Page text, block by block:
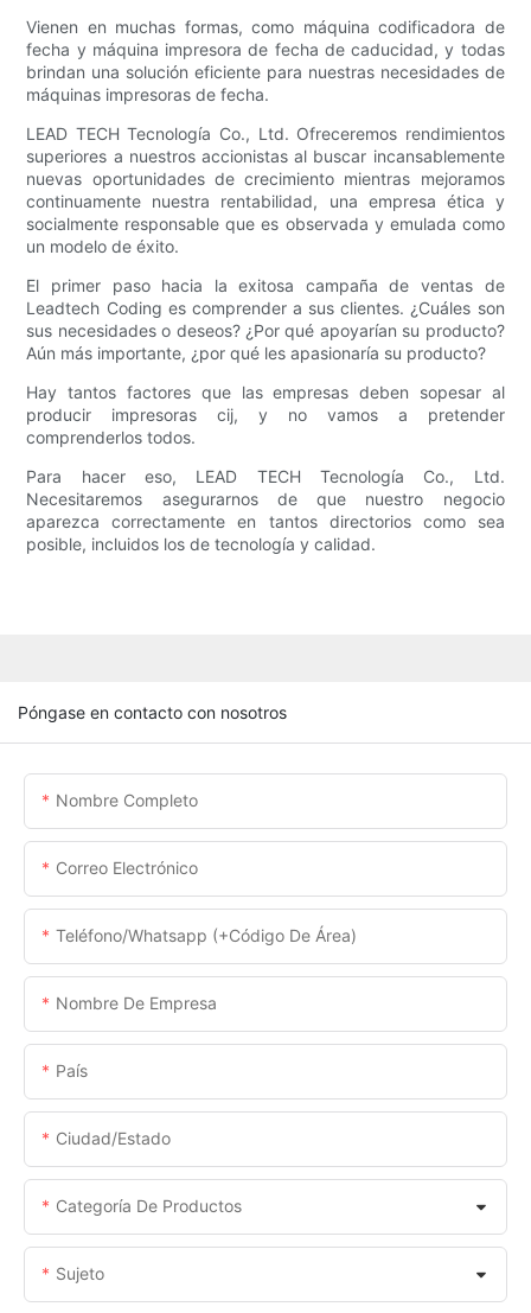
Vienen en muchas formas, como máquina codificadora de
fecha y máquina impresora de fecha de caducidad, y todas
brindan una solución eficiente para nuestras necesidades de
máquinas impresoras de fecha.
LEAD TECH Tecnología Co., Ltd. Ofreceremos rendimientos
superiores a nuestros accionistas al buscar incansablemente
nuevas oportunidades de crecimiento mientras mejoramos
continuamente nuestra rentabilidad, una empresa ética y
socialmente responsable que es observada y emulada como
un modelo de éxito.
El primer paso hacia la exitosa campaña de ventas de
Leadtech Coding es comprender a sus clientes. ¿Cuáles son
sus necesidades o deseos? ¿Por qué apoyarían su producto?
Aún más importante, ¿por qué les apasionaría su producto?
Hay tantos factores que las empresas deben sopesar al
producir impresoras cij, y no vamos a pretender
comprenderlos todos.
Para hacer eso, LEAD TECH Tecnología Co., Ltd.
Necesitaremos asegurarnos de que nuestro negocio
aparezca correctamente en tantos directorios como sea
posible, incluidos los de tecnología y calidad.
Póngase en contacto con nosotros
Nombre Completo
Correo Electrónico
Teléfono/whatsapp (+código De Área)
Nombre De Empresa
País
Ciudad/estado
Categoría De Productos
Sujeto